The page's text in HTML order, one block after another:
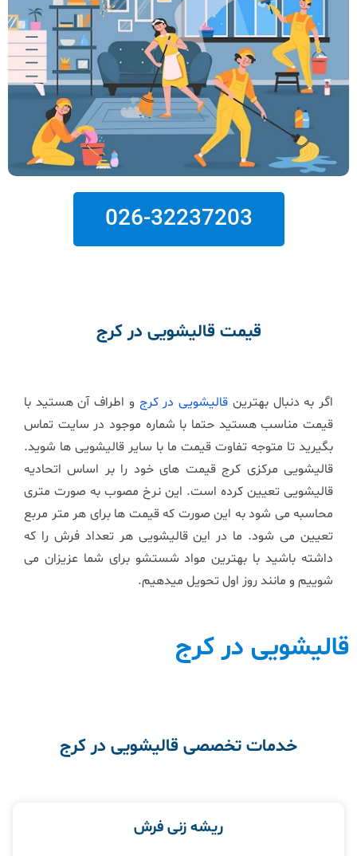
026-32237203
قیمت قالیشویی در کرج
اگر به دنبال بهترین قالیشویی در کرج و اطراف آن هستید با
قیمت مناسب هستید حتما با شماره موجود در سایت تماس
بگیرید تا متوجه تفاوت قیمت ما با سایر قالیشویی ها شوید.
قالیشویی مرکزی کرج قیمت های خود را بر اساس اتحادیه
قالیشویی تعیین کرده است. این نرخ مصوب به صورت متری
محاسبه می شود به این صورت که قیمت ها برای هر متر مربع
تعیین می شود. ما در این قالیشویی هر تعداد فرش را که
داشته باشید با بهترین مواد شستشو برای شما عزیزان می
شوییم و مانند روز اول تحویل میدهیم.
قالیشویی در کرج
خدمات تخصصی قالیشویی در کرج
ریشه زنی فرش